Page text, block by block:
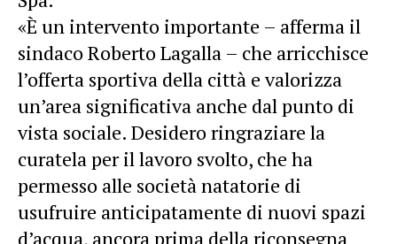
«È un intervento importante – afferma il
sindaco Roberto Lagalla – che arricchisce
l’offerta sportiva della città e valorizza
un’area significativa anche dal punto di
vista sociale. Desidero ringraziare la
curatela per il lavoro svolto, che ha
permesso alle società natatorie di
usufruire anticipatamente di nuovi spazi
d’acqua, ancora prima della riconsegna